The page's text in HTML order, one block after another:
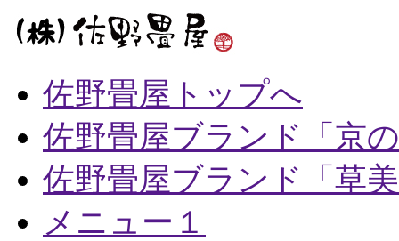
佐野畳屋トップへ
佐野畳屋ブランド「京
佐野畳屋ブランド「草
メニュー１